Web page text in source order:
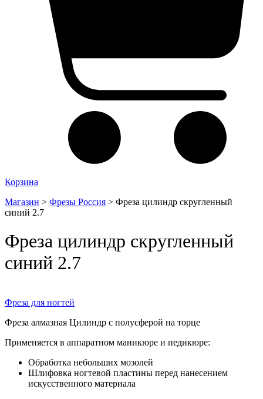
Корзина
Магазин > Фрезы Россия > Фреза цилиндр скругленный
синий 2.7
Фреза цилиндр скругленный
синий 2.7
Фреза для ногтей
Фреза алмазная Цилиндр с полусферой на торце
Применяется в аппаратном маникюре и педикюре:
Обработка небольших мозолей
Шлифовка ногтевой пластины перед нанесением
искусственного материала